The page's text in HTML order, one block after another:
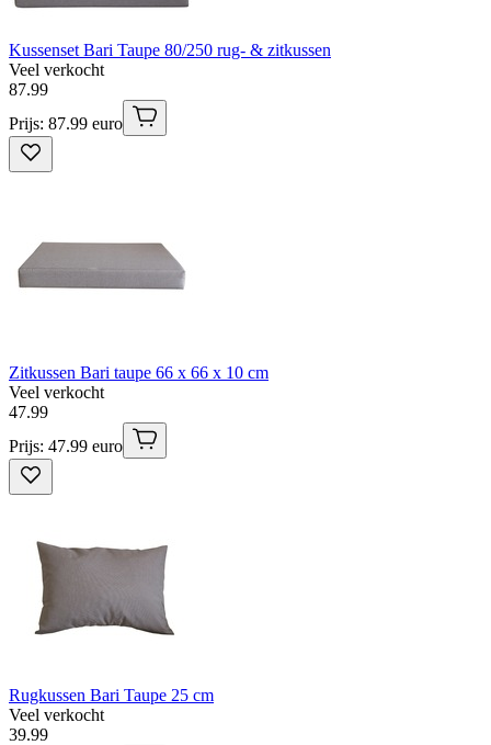
Kussenset Bari Taupe 80/250 rug- & zitkussen
Veel verkocht
87.99
Prijs: 87.99 euro
Zitkussen Bari taupe 66 x 66 x 10 cm
Veel verkocht
47.99
Prijs: 47.99 euro
Rugkussen Bari Taupe 25 cm
Veel verkocht
39.99